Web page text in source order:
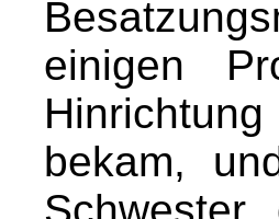
einigen
bekam,